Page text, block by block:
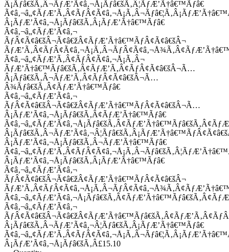
Â¡Ãƒâ€šÃ‚Â¬ÃƒÆ’Ã¢â‚¬Å¡Ãƒâ€šÃ‚Â¦ÃƒÆ’Ã†â€™Ãƒâ€
Â¡ÃƒÆ’Ã¢â‚¬Å¡Ãƒâ€šÃ‚Â¡ÃƒÆ’Ã†â€™Ãƒâ€
Ã¢â‚¬â„¢ÃƒÆ’Ã¢â‚¬
ÃƒÂ¢Ã¢â€šÂ¬Ã¢â€žÂ¢ÃƒÆ’Ã†â€™ÃƒÂ¢Ã¢â€šÂ¬
Ã¢â‚¬â„¢ÃƒÆ’Ã‚Â¢ÃƒÂ¢Ã¢â‚¬Å¡Ã‚Â¬
ÃƒÆ’Ã†â€™Ãƒâ€šÃ‚Â¢ÃƒÆ’Ã‚Â¢ÃƒÂ¢Ã¢â€šÂ¬Ã…
Â¡Ãƒâ€šÃ‚Â¬ÃƒÆ’Ã‚Â¢ÃƒÂ¢Ã¢â€šÂ¬Ã…
Â¾Ãƒâ€šÃ‚Â¢ÃƒÆ’Ã†â€™Ãƒâ€
Ã¢â‚¬â„¢ÃƒÆ’Ã¢â‚¬
ÃƒÂ¢Ã¢â€šÂ¬Ã¢â€žÂ¢ÃƒÆ’Ã†â€™ÃƒÂ¢Ã¢â€šÂ¬Ã…
Â¡ÃƒÆ’Ã¢â‚¬Å¡Ãƒâ€šÃ‚Â¢ÃƒÆ’Ã†â€™Ãƒâ€
Â¡ÃƒÆ’Ã¢â‚¬Å¡Ãƒâ€šÃ‚Â¬ÃƒÆ’Ã†â€™Ãƒâ€
Â¡ÃƒÆ’Ã¢â‚¬Å¡Ãƒâ€šÃ‚Â¡ÃƒÆ’Ã†â€™Ãƒâ€
Ã¢â‚¬â„¢ÃƒÆ’Ã¢â‚¬
ÃƒÂ¢Ã¢â€šÂ¬Ã¢â€žÂ¢ÃƒÆ’Ã†â€™ÃƒÂ¢Ã¢â€šÂ¬
Ã¢â‚¬â„¢ÃƒÆ’Ã¢â‚¬
Â¡Ãƒâ€šÃ‚Â¬ÃƒÆ’Ã¢â‚¬Â¦Ãƒâ€šÃ‚Â¡ÃƒÆ’Ã†â€™Ãƒâ€
Â¡ÃƒÆ’Ã¢â‚¬Å¡Ãƒâ€šÃ‚Â£15.10